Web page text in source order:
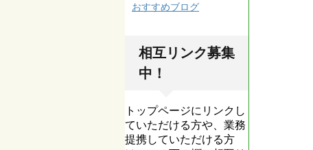
おすすめブログ
相互リンク募集
中！
トップページにリンクし
ていただける方や、業務
提携していただける方